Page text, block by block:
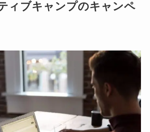
ィブキャンプのキャンペ